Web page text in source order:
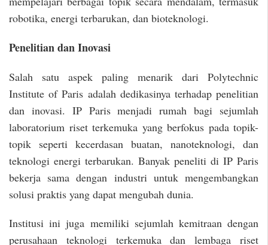
robotika, energi terbarukan, dan bioteknologi.
Penelitian dan Inovasi
Salah satu aspek paling menarik dari Polytechnic
Institute of Paris adalah dedikasinya terhadap penelitian
dan inovasi. IP Paris menjadi rumah bagi sejumlah
laboratorium riset terkemuka yang berfokus pada topik-
topik seperti kecerdasan buatan, nanoteknologi, dan
teknologi energi terbarukan. Banyak peneliti di IP Paris
bekerja sama dengan industri untuk mengembangkan
solusi praktis yang dapat mengubah dunia.
Institusi ini juga memiliki sejumlah kemitraan dengan
perusahaan teknologi terkemuka dan lembaga riset